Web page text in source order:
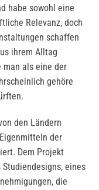
habe sowohl eine
Relevanz, doch
schaffen
ihrem Alltag
man als eine der
gehöre
den Ländern
der
Dem Projekt
Studiendesigns, eines
die